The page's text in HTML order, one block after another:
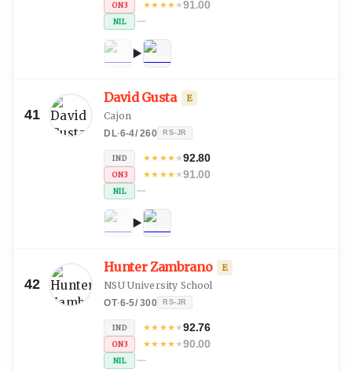
ON3 ★★ ★★★91.00
NIL —
41
David Gusta E
Cajon
DL·6-4/260 RS-JR
IND ★★ ★★★92.80
ON3 ★★ ★★★91.00
NIL —
42
Hunter Zambrano E
NSU University School
OT·6-5/300 RS-JR
IND ★★ ★★★92.76
ON3 ★★ ★★★90.00
NIL —